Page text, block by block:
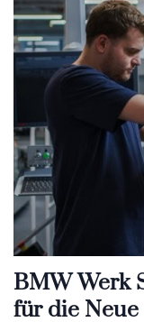
BMW Werk
für die Neue